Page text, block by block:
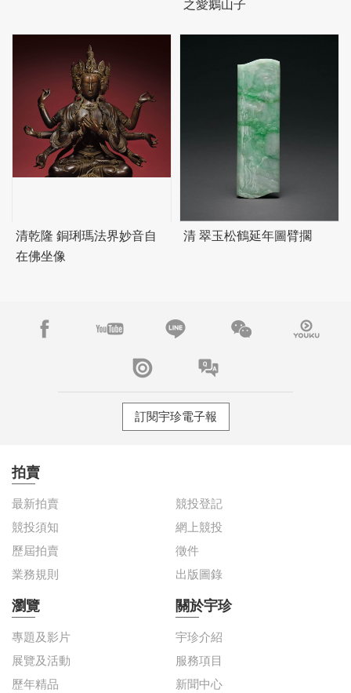
之愛鵝山子
清乾隆 銅琍瑪法界妙音自
在佛坐像
清 翠玉松鶴延年圖臂擱
訂閱宇珍電子報
拍賣
最新拍賣
競投登記
競投須知
網上競投
歷屆拍賣
徵件
業務規則
出版圖錄
瀏覽
專題及影片
展覽及活動
歷年精品
關於宇珍
宇珍介紹
服務項目
新聞中心